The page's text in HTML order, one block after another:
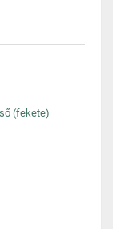
(fekete)